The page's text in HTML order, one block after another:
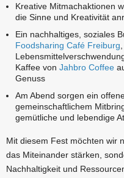
Kreative Mitmachaktionen
die Sinne und Kreativität
Ein nachhaltiges, soziales
Foodsharing Café Freiburg
Kaffee von Jahbro Coffee
Genuss
Am Abend sorgen ein
gemeinschaftlichem
gemütliche und lebendige
Mit diesem Fest möchten wir
das Miteinander stärken,
Nachhaltigkeit und